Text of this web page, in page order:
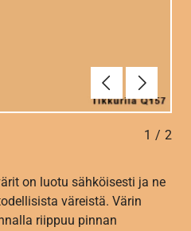
Edellinen
1 / 2
on luotu sähköisesti ja ne
väreistä. Värin
riippuu pinnan